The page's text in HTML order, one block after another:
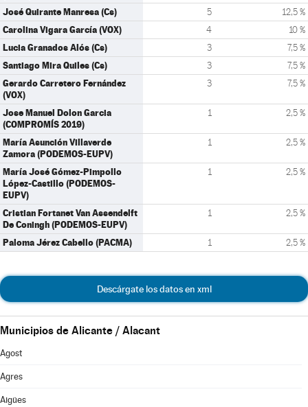
José Quirante Manresa (Cs) 5 12,5 %
Carolina Vigara García (VOX) 4 10 %
Lucia Granados Alós (Cs) 3 7,5 %
Santiago Mira Quiles (Cs) 3 7,5 %
Gerardo Carretero Fernández
(VOX)
3 7,5 %
Jose Manuel Dolon Garcia
(COMPROMÍS 2019)
1 2,5 %
María Asunción Villaverde
Zamora (PODEMOS-EUPV)
1 2,5 %
María José Gómez-Pimpollo
López-Castillo (PODEMOS-
EUPV)
1 2,5 %
Cristian Fortanet Van Assendelft
De Coningh (PODEMOS-EUPV)
1 2,5 %
Paloma Jérez Cabello (PACMA) 1 2,5 %
Descárgate los datos en xml
Municipios de Alicante / Alacant
Agost
Agres
Aigües